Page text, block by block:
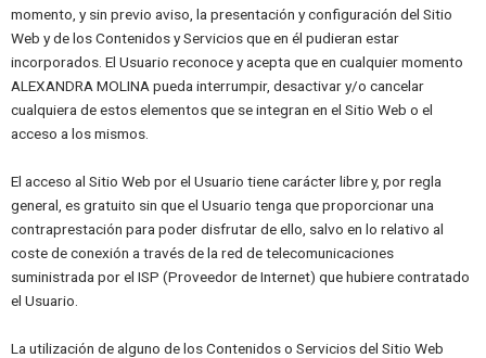
momento, y sin previo aviso, la presentación y configuración del Sitio
Web y de los Contenidos y Servicios que en él pudieran estar
incorporados. El Usuario reconoce y acepta que en cualquier momento
ALEXANDRA MOLINA pueda interrumpir, desactivar y/o cancelar
cualquiera de estos elementos que se integran en el Sitio Web o el
acceso a los mismos.
El acceso al Sitio Web por el Usuario tiene carácter libre y, por regla
general, es gratuito sin que el Usuario tenga que proporcionar una
contraprestación para poder disfrutar de ello, salvo en lo relativo al
coste de conexión a través de la red de telecomunicaciones
suministrada por el ISP (Proveedor de Internet) que hubiere contratado
el Usuario.
La utilización de alguno de los Contenidos o Servicios del Sitio Web